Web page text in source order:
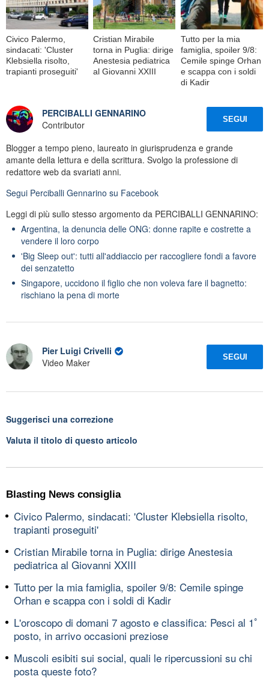
Civico Palermo,
sindacati: 'Cluster
Klebsiella risolto,
trapianti proseguiti'
Cristian Mirabile
torna in Puglia: dirige
Anestesia pediatrica
al Giovanni XXIII
Tutto per la mia
famiglia, spoiler 9/8:
Cemile spinge Orhan
e scappa con i soldi
di Kadir
PERCIBALLI GENNARINO
Contributor
SEGUI
Blogger a tempo pieno, laureato in giurisprudenza e grande
amante della lettura e della scrittura. Svolgo la professione di
redattore web da svariati anni.
Segui Perciballi Gennarino su Facebook
Leggi di più sullo stesso argomento da PERCIBALLI GENNARINO:
Argentina, la denuncia delle ONG: donne rapite e costrette a
vendere il loro corpo
'Big Sleep out': tutti all'addiaccio per raccogliere fondi a favore
dei senzatetto
Singapore, uccidono il figlio che non voleva fare il bagnetto:
rischiano la pena di morte
Pier Luigi Crivelli
Video Maker
SEGUI
Suggerisci una correzione
Valuta il titolo di questo articolo
Blasting News consiglia
Civico Palermo, sindacati: 'Cluster Klebsiella risolto,
trapianti proseguiti'
Cristian Mirabile torna in Puglia: dirige Anestesia
pediatrica al Giovanni XXIII
Tutto per la mia famiglia, spoiler 9/8: Cemile spinge
Orhan e scappa con i soldi di Kadir
L'oroscopo di domani 7 agosto e classifica: Pesci al 1ﾟ
posto, in arrivo occasioni preziose
Muscoli esibiti sui social, quali le ripercussioni su chi
posta queste foto?